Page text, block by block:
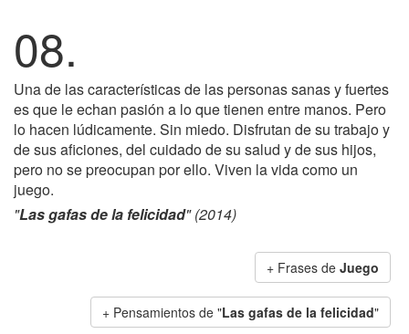
08.
Una de las características de las personas sanas y fuertes
es que le echan pasión a lo que tienen entre manos. Pero
lo hacen lúdicamente. Sin miedo. Disfrutan de su trabajo y
de sus aficiones, del cuidado de su salud y de sus hijos,
pero no se preocupan por ello. Viven la vida como un
juego.
"Las gafas de la felicidad" (2014)
+ Frases de Juego
+ Pensamientos de "Las gafas de la felicidad"